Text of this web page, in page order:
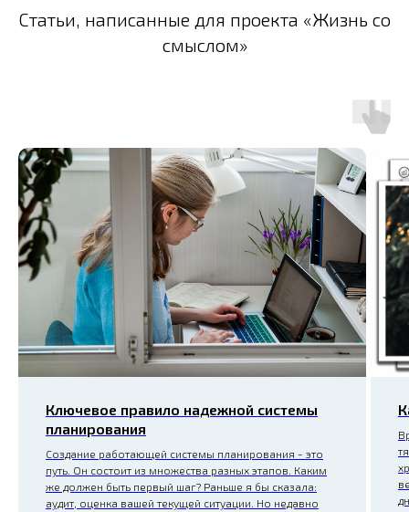
Статьи, написанные для проекта «Жизнь со
смыслом»
Ключевое правило надежной системы
планирования
Создание работающей системы планирования - это
путь. Он состоит из множества разных этапов. Каким
же должен быть первый шаг? Раньше я бы сказала:
аудит, оценка вашей текущей ситуации. Но недавно